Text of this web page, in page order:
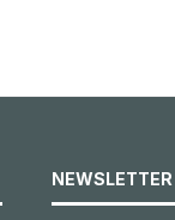
NEWSLETTER